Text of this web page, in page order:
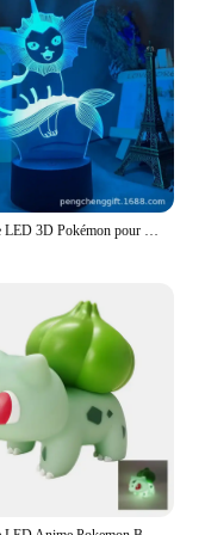
large event
to be user-
and easy
to create a
offering to
merchandise is
a blend of